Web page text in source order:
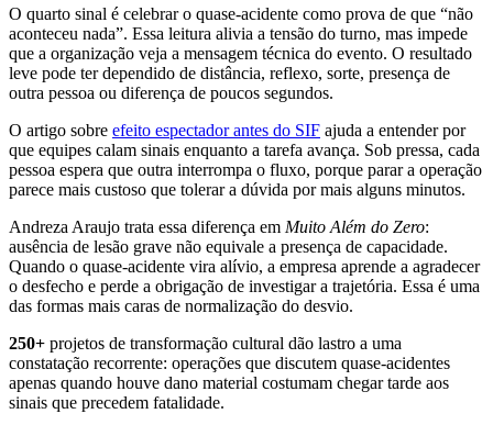
O quarto sinal é celebrar o quase-acidente como prova de que “não
aconteceu nada”. Essa leitura alivia a tensão do turno, mas impede
que a organização veja a mensagem técnica do evento. O resultado
leve pode ter dependido de distância, reflexo, sorte, presença de
outra pessoa ou diferença de poucos segundos.
O artigo sobre efeito espectador antes do SIF ajuda a entender por
que equipes calam sinais enquanto a tarefa avança. Sob pressa, cada
pessoa espera que outra interrompa o fluxo, porque parar a operação
parece mais custoso que tolerar a dúvida por mais alguns minutos.
Andreza Araujo trata essa diferença em Muito Além do Zero:
ausência de lesão grave não equivale a presença de capacidade.
Quando o quase-acidente vira alívio, a empresa aprende a agradecer
o desfecho e perde a obrigação de investigar a trajetória. Essa é uma
das formas mais caras de normalização do desvio.
250+ projetos de transformação cultural dão lastro a uma
constatação recorrente: operações que discutem quase-acidentes
apenas quando houve dano material costumam chegar tarde aos
sinais que precedem fatalidade.